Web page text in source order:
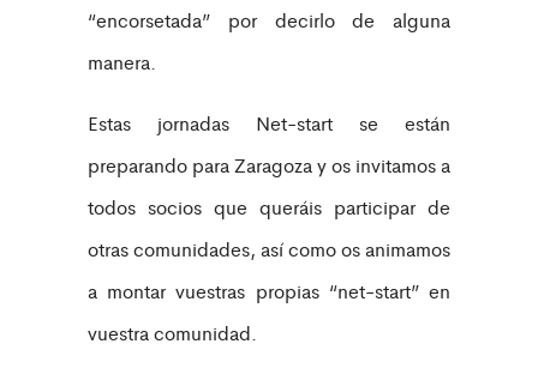
“encorsetada” por decirlo de alguna
manera.
Estas jornadas Net-start se están
preparando para Zaragoza y os invitamos a
todos socios que queráis participar de
otras comunidades, así como os animamos
a montar vuestras propias “net-start” en
vuestra comunidad.